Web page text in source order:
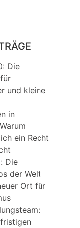
Die
und kleine
in
ein Recht
Die
der Welt
Ort für